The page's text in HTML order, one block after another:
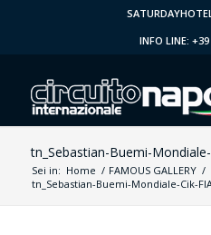
INFO LINE:
tn_Sebastian-Buemi-
Sei in: Home / FAMOUS GALLERY /
tn_Sebastian-Buemi-Mondiale-Cik-